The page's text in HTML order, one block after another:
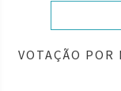
VOTAÇÃO